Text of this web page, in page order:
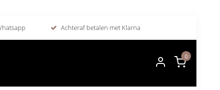
Achteraf betalen met Klarna
0